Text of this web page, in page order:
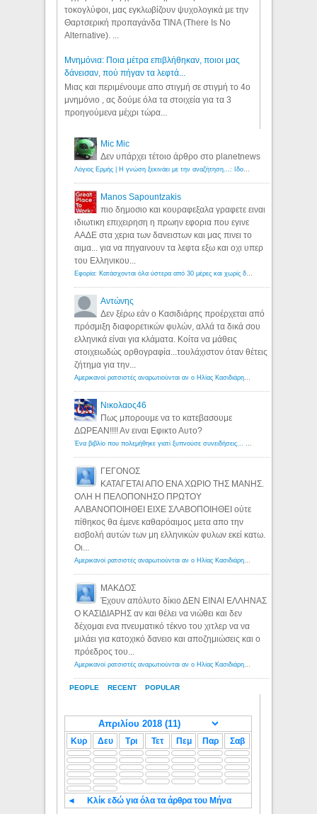
τοκογλύφοι, μας εγκλωβίζουν ψυχολογικά με την
Θαρτσερική προπαγάνδα TINA (There Is No
Alternative). ...
Μνημόνια: Ποια μέτρα επιβλήθηκαν, ποιοι μας
δάνεισαν, πού πήγαν τα λεφτά...
Μιας και περιμένουμε απο στιγμή σε στιγμή το 4ο
μνημόνιο , ας δούμε όλα τα στοιχεία για τα 3
προηγούμενα μέχρι τώρα...
PEOPLE RECENT POPULAR
Mic Mic
Δεν υπάρχει τέτοιο άρθρο στο planetnews
Manos Sapountzakis
πιο δημοσιο και κουραφεξαλα γραφετε ειναι
ιδιωτικη επιχειρηση η πρωην εφορια που εγινε
ΑΑΔΕ στα χερια των δανειστων και μας πινει το
αιμα... για να πηγαινουν τα λεφτα εξω και οχι υπερ
του Ελληνικου...
Αντώνης
Δεν ξέρω εάν ο Κασιδιάρης προέρχεται από
πρόσμιξη διαφορετικών φυλών, αλλά τα δικά σου
ελληνικά είναι για κλάματα. Κοίτα να μάθεις
στοιχειωδώς ορθογραφία...τουλάχιστον όταν θέτεις
ζήτημα για την...
Νικολαος46
Πως μπορουμε να το κατεβασουμε
ΔΩΡΕΑΝ!!!! Αν ειναι Εφικτο Αυτο?
ΓΕΓΟΝΟΣ
ΚΑΤΑΓΕΤΑΙ ΑΠΟ ΕΝΑ ΧΩΡΙΟ ΤΗΣ ΜΑΝΗΣ.
ΟΛΗ Η ΠΕΛΟΠΟΝΗΣΟ ΠΡΩΤΟΥ
ΑΛΒΑΝΟΠΟΙΗΘΕΙ ΕΙΧΕ ΣΛΑΒΟΠΟΙΗΘΕΙ ούτε
πίθηκος θα έμενε καθαρόαιμος μετα απο την
εισβολή αυτών των μη ελληνικών φυλων εκεί κατω.
Οι...
ΜΑΚΔΟΣ
Έχουν απόλυτο δίκιο ΔΕΝ ΕΙΝΑΙ ΕΛΛΗΝΑΣ
Ο ΚΑΣΙΔΙΑΡΗΣ αν και θέλει να νιώθει και δεν
δέχομαι ενα πνευματικό τέκνο του χιτλερ να να
μιλάει για κατοχικό δανειο και αποζημιώσεις και ο
πρόεδρος του...
Κυρ Δευ Τρι Τετ Πεμ Παρ Σαβ
◄ Κλίκ εδώ για όλα τα άρθρα του Μήνα